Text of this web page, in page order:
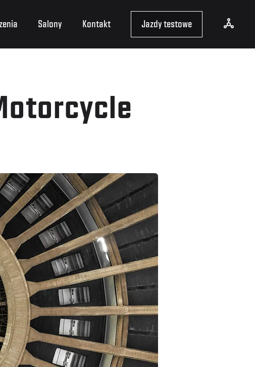
Salony Kontakt Jazdy testowe